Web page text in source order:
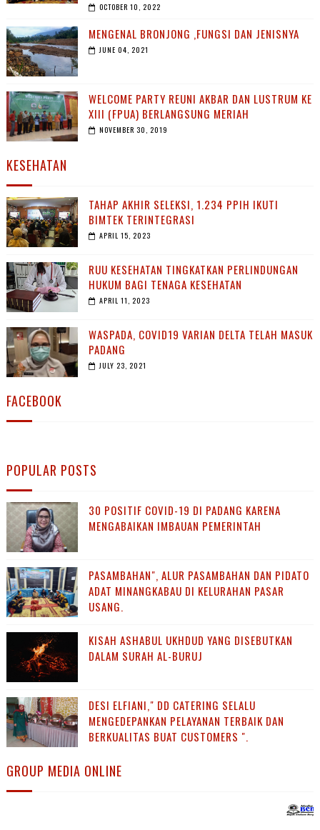
OCTOBER 10, 2022
MENGENAL BRONJONG ,FUNGSI DAN JENISNYA
JUNE 04, 2021
WELCOME PARTY REUNI AKBAR DAN LUSTRUM KE
XIII (FPUA) BERLANGSUNG MERIAH
NOVEMBER 30, 2019
KESEHATAN
TAHAP AKHIR SELEKSI, 1.234 PPIH IKUTI
BIMTEK TERINTEGRASI
APRIL 15, 2023
RUU KESEHATAN TINGKATKAN PERLINDUNGAN
HUKUM BAGI TENAGA KESEHATAN
APRIL 11, 2023
WASPADA, COVID19 VARIAN DELTA TELAH MASUK
PADANG
JULY 23, 2021
FACEBOOK
POPULAR POSTS
30 POSITIF COVID-19 DI PADANG KARENA
MENGABAIKAN IMBAUAN PEMERINTAH
PASAMBAHAN", ALUR PASAMBAHAN DAN PIDATO
ADAT MINANGKABAU DI KELURAHAN PASAR
USANG.
KISAH ASHABUL UKHDUD YANG DISEBUTKAN
DALAM SURAH AL-BURUJ
DESI ELFIANI," DD CATERING SELALU
MENGEDEPANKAN PELAYANAN TERBAIK DAN
BERKUALITAS BUAT CUSTOMERS ".
GROUP MEDIA ONLINE